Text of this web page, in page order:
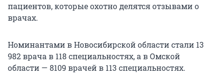
пациентов, которые охотно делятся отзывами о
врачах.
Номинантами в Новосибирской области стали 13
982 врача в 118 специальностях, а в Омской
области — 8109 врачей в 113 специальностях.